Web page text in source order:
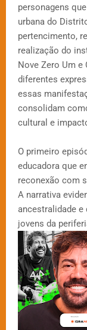
personagens
urbana do
pertencimento,
realização do
Nove Zero Um e
diferentes
essas
consolidam
cultural e
O primeiro
educadora que
reconexão com
A narrativa
ancestralidade
jovens da